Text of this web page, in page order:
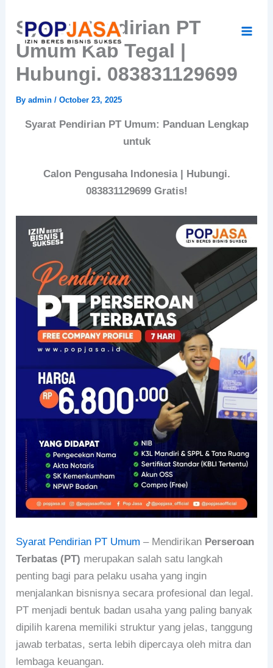
content
Syarat Pendirian PT
Umum Kab Tegal |
Hubungi. 083831129699
Byadmin/October 23, 2025
Syarat Pendirian PT Umum: Panduan Lengkap
untuk
Calon Pengusaha Indonesia | Hubungi.
083831129699 Gratis!
Syarat Pendirian PT Umum– Mendirikan Perseroan
Terbatas (PT) merupakan salah satu langkah
penting bagi para pelaku usaha yang ingin
menjalankan bisnisnya secara profesional dan legal.
PT menjadi bentuk badan usaha yang paling banyak
dipilih karena memiliki struktur yang jelas, tanggung
jawab terbatas, serta lebih dipercaya oleh mitra dan
lembaga keuangan.